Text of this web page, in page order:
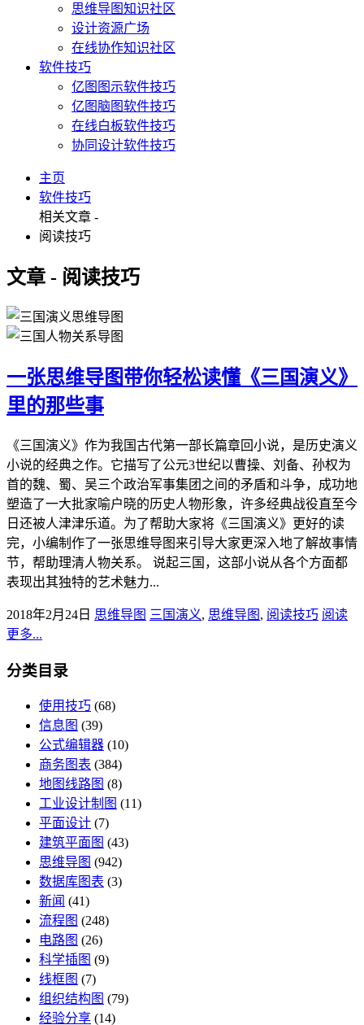
思维导图知识社区
设计资源广场
在线协作知识社区
软件技巧
亿图图示软件技巧
亿图脑图软件技巧
在线白板软件技巧
协同设计软件技巧
主页
软件技巧
相关文章 -
阅读技巧
文章 - 阅读技巧
一张思维导图带你轻松读懂《三国演义》
里的那些事
《三国演义》作为我国古代第一部长篇章回小说，是历史演义
小说的经典之作。它描写了公元3世纪以曹操、刘备、孙权为
首的魏、蜀、吴三个政治军事集团之间的矛盾和斗争，成功地
塑造了一大批家喻户晓的历史人物形象，许多经典战役直至今
日还被人津津乐道。为了帮助大家将《三国演义》更好的读
完，小编制作了一张思维导图来引导大家更深入地了解故事情
节，帮助理清人物关系。 说起三国，这部小说从各个方面都
表现出其独特的艺术魅力...
2018年2月24日 思维导图 三国演义, 思维导图 , 阅读技巧 阅读
更多...
分类目录
使用技巧 (68)
信息图 (39)
公式编辑器 (10)
商务图表 (384)
地图线路图 (8)
工业设计制图 (11)
平面设计 (7)
建筑平面图 (43)
思维导图 (942)
数据库图表 (3)
新闻 (41)
流程图 (248)
电路图 (26)
科学插图 (9)
线框图 (7)
组织结构图 (79)
经验分享 (14)